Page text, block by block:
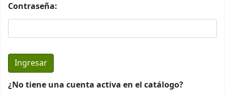
Contraseña:
¿No tiene una cuenta activa en el catálogo?